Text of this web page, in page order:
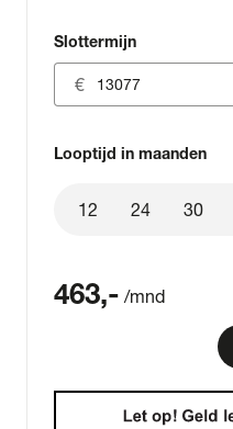
Slottermijn
Looptijd in maanden
12 24 30
463,- /mnd